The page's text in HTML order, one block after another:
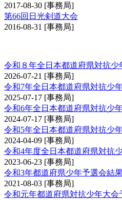
2017-08-30 [事務局]
第66回日光剣道大会
2016-08-31 [事務局]
令和８年全日本都道府県対抗少
2026-07-21 [事務局]
令和7年全日本都道府県対抗少
2025-07-17 [事務局]
令和6年全日本都道府県対抗少
2024-07-17 [事務局]
令和5年全日本都道府県対抗少
2024-04-09 [事務局]
令和4年度全日本都道府県対抗
2023-06-23 [事務局]
令和3年都道府県少年予選会結
2021-08-03 [事務局]
令和元年都道府県対抗少年大会